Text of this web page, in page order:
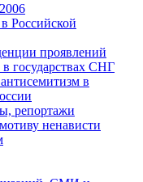
Российской
проявлений
государствах СНГ
в
репортажи
ненависти